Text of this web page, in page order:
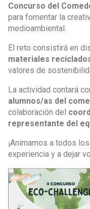
Concurso del
para fomentar la
medioambiental.
El reto consistirá en
materiales
valores de
La actividad contará
alumnos/as del
colaboración del
representante del
¡Animamos a todos
experiencia y a dejar